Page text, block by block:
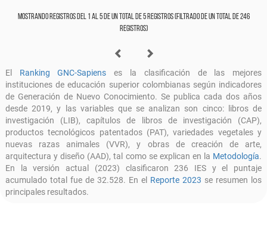
Mostrando registros del 1 al 5 de un total de 5 registros (filtrado de un total de 246
registros)
El Ranking GNC-Sapiens es la clasificación de las mejores
instituciones de educación superior colombianas según indicadores
de Generación de Nuevo Conocimiento. Se publica cada dos años
desde 2019, y las variables que se analizan son cinco: libros de
investigación (LIB), capítulos de libros de investigación (CAP),
productos tecnológicos patentados (PAT), variedades vegetales y
nuevas razas animales (VVR), y obras de creación de arte,
arquitectura y diseño (AAD), tal como se explican en la Metodología.
En la versión actual (2023) clasificaron 236 IES y el puntaje
acumulado total fue de 32.528. En el Reporte 2023 se resumen los
principales resultados.